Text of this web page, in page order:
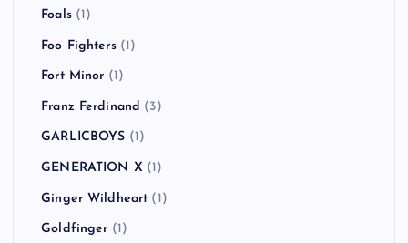
Foals(1)
Foo Fighters(1)
Fort Minor (1)
Franz Ferdinand (3)
GARLICBOYS (1)
GENERATION X (1)
Ginger Wildheart (1)
Goldfinger (1)